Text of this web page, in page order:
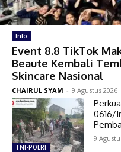
Info
Event 8.8 TikTok
Beaute Kembali
Skincare Nasional
CHAIRUL SYAM - 9 Agustus 2026
TNI-POLRI
0616/
9